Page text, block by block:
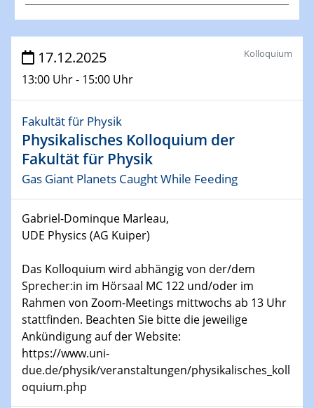
Veranstaltungen
30.11.-0001 - 06.02.2025
SFB/TRR 247 Seminar
08.01.2025
Physikalisches Kolloquium
Shaping the future: The role of metrology in a changing
world
14.01.2025
SFB 1242 Kolloquium
15.01.2025
Physikalisches Kolloquium
Comets – Why Should We Study Them?
15.01.2025
GDCh Kolloquium
22.01.2025
Physikalisches Kolloquium
17.12.2025
13:00 Uhr - 15:00 Uhr
Kolloquium
Fakultät für Physik
Physikalisches Kolloquium der
Fakultät für Physik
Gas Giant Planets Caught While Feeding
Gabriel-Dominque Marleau,
UDE Physics (AG Kuiper)
Das Kolloquium wird abhängig von der/dem
Sprecher:in im Hörsaal MC 122 und/oder im
Rahmen von Zoom-Meetings mittwochs ab 13 Uhr
stattfinden. Beachten Sie bitte die jeweilige
Ankündigung auf der Website:
https://www.uni-
due.de/physik/veranstaltungen/physikalisches_koll
oquium.php